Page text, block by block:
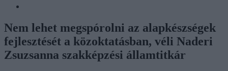
Nem lehet megspórolni az alapkészségek
fejlesztését a közoktatásban, véli Naderi
Zsuzsanna szakképzési államtitkár